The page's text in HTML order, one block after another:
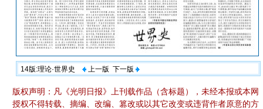
14版:理论·世界史 上一版 下一版
版权声明：凡《光明日报》上刊载作品（含标题），未经本报或本网
授权不得转载、摘编、改编、篡改或以其它改变或违背作者原意的方